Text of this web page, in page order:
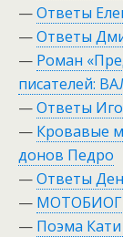
—Ответы
—Ответы
— Роман
писателей:
—Ответы
— Кровавые
донов Педро
—Ответы
—
— Поэма